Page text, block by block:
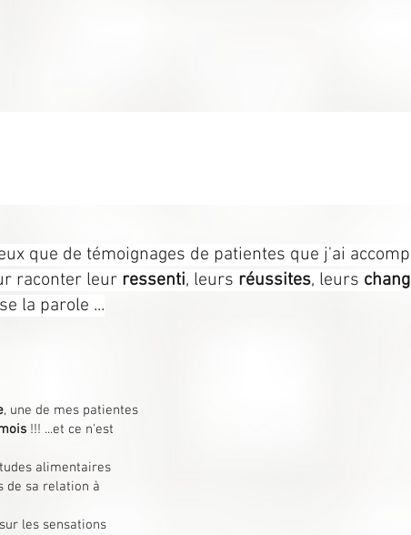
que de témoignages de patientes que j'ai
raconter leur ressenti, leurs réussites, leurs
la parole ...
, une de mes patientes
!!! ...et ce n'est
alimentaires
de sa relation à
les sensations